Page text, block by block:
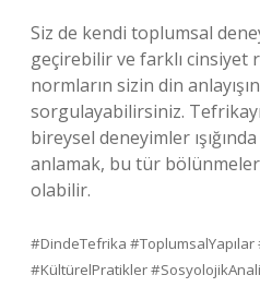
Siz de kendi toplumsal
geçirebilir ve farklı
normların sizin din
sorgulayabilirsiniz.
bireysel deneyimler
anlamak, bu tür
olabilir.
#DindeTefrika
#KültürelPratikler